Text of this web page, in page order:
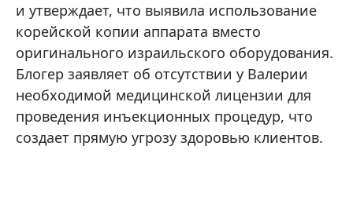
и утверждает, что выявила использование
корейской копии аппарата вместо
оригинального израильского оборудования.
Блогер заявляет об отсутствии у Валерии
необходимой медицинской лицензии для
проведения инъекционных процедур, что
создает прямую угрозу здоровью клиентов.